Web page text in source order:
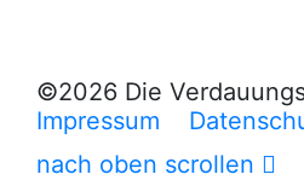
©2026 Die
Impressum
nach oben scrollen